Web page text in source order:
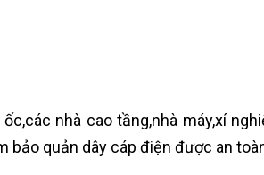
nhà cao tầng,nhà máy,xí
bảo quản dây cáp điện được an